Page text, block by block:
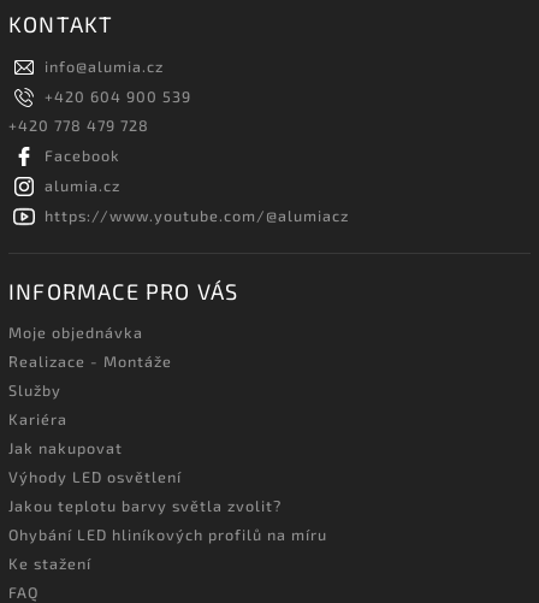
KONTAKT
info@alumia.cz
+420 604 900 539
+420 778 479 728
Facebook
alumia.cz
https://www.youtube.com/@alumiacz
INFORMACE PRO VÁS
Moje objednávka
Realizace - Montáže
Služby
Kariéra
Jak nakupovat
Výhody LED osvětlení
Jakou teplotu barvy světla zvolit?
Ohybání LED hliníkových profilů na míru
Ke stažení
FAQ